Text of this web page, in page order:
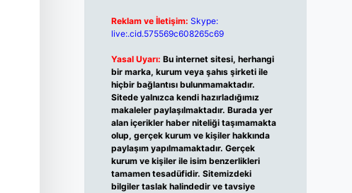
Reklam ve İletişim: Skype:
live:.cid.575569c608265c69
Yasal Uyarı: Bu internet sitesi, herhangi
bir marka, kurum veya şahıs şirketi ile
hiçbir bağlantısı bulunmamaktadır.
Sitede yalnızca kendi hazırladığımız
makaleler paylaşılmaktadır. Burada yer
alan içerikler haber niteliği taşımamakta
olup, gerçek kurum ve kişiler hakkında
paylaşım yapılmamaktadır. Gerçek
kurum ve kişiler ile isim benzerlikleri
tamamen tesadüfidir. Sitemizdeki
bilgiler taslak halindedir ve tavsiye